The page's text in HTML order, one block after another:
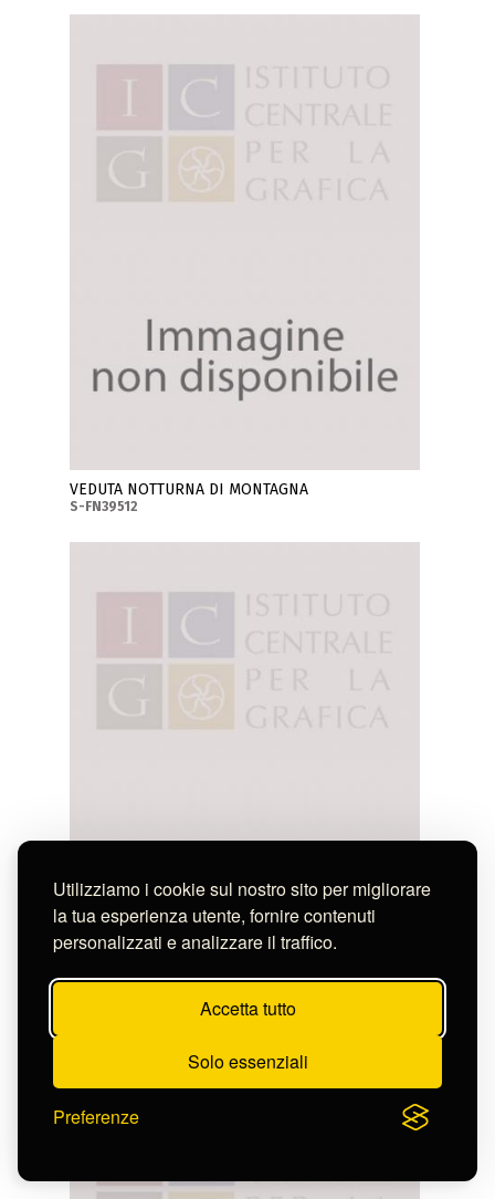
Utilizziamo i cookie sul nostro sito per migliorare
la tua esperienza utente, fornire contenuti
personalizzati e analizzare il traffico.
Accetta tutto
Solo essenziali
Preferenze
VEDUTA NOTTURNA DI MONTAGNA
S-FN39512
BOSCO E MONTAGNE INNEVATE